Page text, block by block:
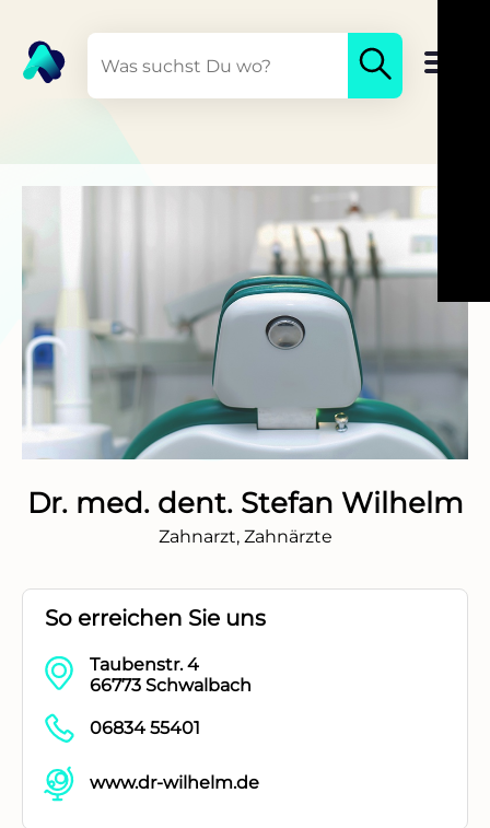
Dr. med. dent. Stefan Wilhelm
Zahnarzt, Zahnärzte
So erreichen Sie uns
Taubenstr. 4
66773 Schwalbach
06834 55401
www.dr-wilhelm.de